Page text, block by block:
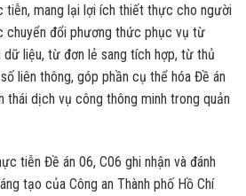
tiễn, mang lại lợi ích thiết thực cho người
chuyển đổi phương thức phục vụ từ
dữ liệu, từ đơn lẻ sang tích hợp, từ thủ
liên thông, góp phần cụ thể hóa Đề án
thái dịch vụ công thông minh trong quản
tiễn Đề án 06, C06 ghi nhận và đánh
tạo của Công an Thành phố Hồ Chí